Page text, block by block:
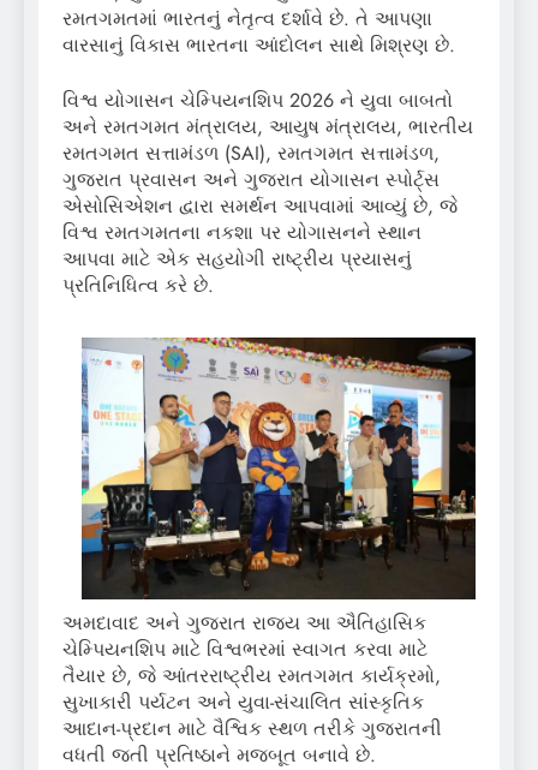
રમતગમતમાં ભારતનું નેતૃત્વ દર્શાવે છે. તે આપણા
વારસાનું વિકાસ ભારતના આંદોલન સાથે મિશ્રણ છે.
વિશ્વ યોગાસન ચેમ્પિયનશિપ 2026 ને યુવા બાબતો
અને રમતગમત મંત્રાલય, આયુષ મંત્રાલય, ભારતીય
રમતગમત સત્તામંડળ (SAI), રમતગમત સત્તામંડળ,
ગુજરાત પ્રવાસન અને ગુજરાત યોગાસન સ્પોર્ટ્સ
એસોસિએશન દ્વારા સમર્થન આપવામાં આવ્યું છે, જે
વિશ્વ રમતગમતના નકશા પર યોગાસનને સ્થાન
આપવા માટે એક સહયોગી રાષ્ટ્રીય પ્રયાસનું
પ્રતિનિધિત્વ કરે છે.
અમદાવાદ અને ગુજરાત રાજ્ય આ ઐતિહાસિક
ચેમ્પિયનશિપ માટે વિશ્વભરમાં સ્વાગત કરવા માટે
તૈયાર છે, જે આંતરરાષ્ટ્રીય રમતગમત કાર્યક્રમો,
સુખાકારી પર્યટન અને યુવા-સંચાલિત સાંસ્કૃતિક
આદાન-પ્રદાન માટે વૈશ્વિક સ્થળ તરીકે ગુજરાતની
વધતી જતી પ્રતિષ્ઠાને મજબૂત બનાવે છે.